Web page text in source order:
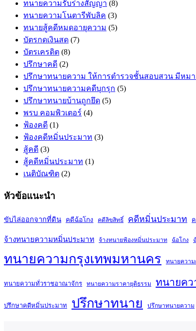
ทนายความรับร่างสัญญา (8)
ทนายความโนตารีพับลิค (3)
ทนายสู้คดีหมดอายุความ (5)
บัตรกดเงินสด (7)
บัตรเครดิต (8)
ปรึกษาคดี (2)
ปรึกษาทนายความ ให้การตำรวจชั้นสอบสวน มีหม
ปรึกษาทนายความคดีบุกรุก (5)
ปรึกษาทนายบ้านถูกยึด (5)
พรบ คอมพิวเตอร์ (4)
ฟ้องคดี (1)
ฟ้องคดีหมิ่นประมาท (3)
สู้คดี (3)
สู้คดีหมิ่นประมาท (1)
เนติบัณฑิต (2)
หัวข้อแนะนำ
ขับไล่ออกจากที่ดิน คดีฉ้อโกง คดีลิขสิทธิ์ คดีหมิ่นประมาท
จ้างทนายความหมิ่นประมาท จ้างทนายฟ้องหมิ่นประมาท ฉ้อโกง
ทนายความกรุงเทพมหานคร ทนายความ
ทนายความทั่วราชอาณาจักร ทนายความราคายุติธรรม ทนายคว
ปรึกษาคดีหมิ่นประมาท ปรึกษาทนาย ปรึกษาทนายความ